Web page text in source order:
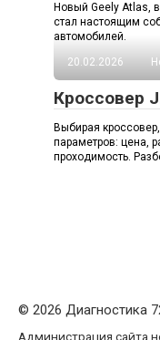
Новый Geely Atlas,
стал настоящим
автомобилей.
20.02.2026
Кроссовер
Выбирая
параметров: цена,
проходимость.
© 2026 Диагностика
Администрация сайта